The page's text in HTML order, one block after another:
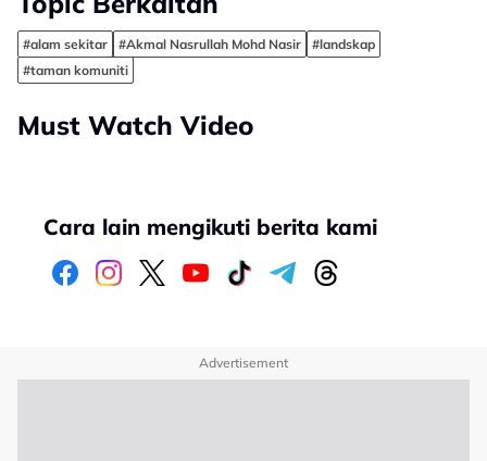
#alam sekitar #Akmal Nasrullah Mohd Nasir
#landskap
#taman komuniti
Must Watch Video
Cara lain mengikuti berita kami
Advertisement